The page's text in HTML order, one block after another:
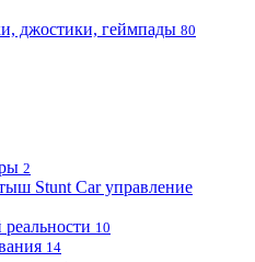
джостики, геймпады 80
2
Stunt Car управление
10
14